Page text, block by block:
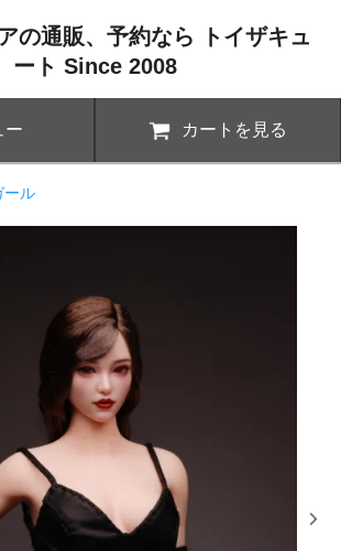
の通販、予約なら トイザキュ
ート Since 2008
ー カートを見る
ール